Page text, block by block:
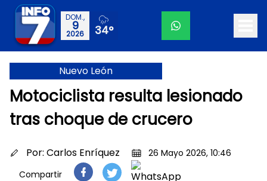
DOM.,
9
2026 34°
Nuevo León
Motociclista resulta lesionado
tras choque de crucero
Por: Carlos Enríquez
26 Mayo 2026, 10:46
Compartir